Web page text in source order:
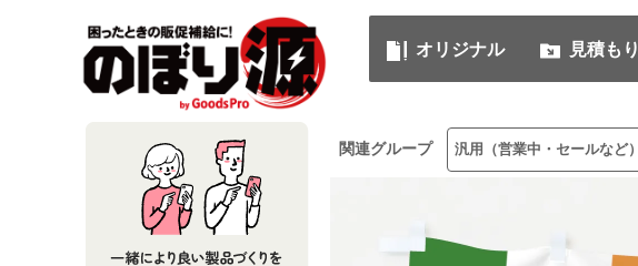
オリジナル 見積もり
関連グループ 汎用（営業中・セールなど）